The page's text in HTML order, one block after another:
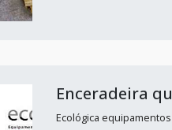
Enceradeira
Ecológica